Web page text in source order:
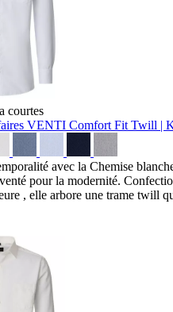
courtes
VENTI Comfort Fit Twill |
avec la Chemise
pour la modernité.
, elle arbore une trame twill